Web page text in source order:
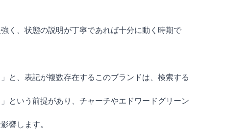
く、状態の説明が丁寧であれば十分に動く時期で
と、表記が複数存在するこのブランドは、検索する
という前提があり、チャーチやエドワードグリーン
響します。